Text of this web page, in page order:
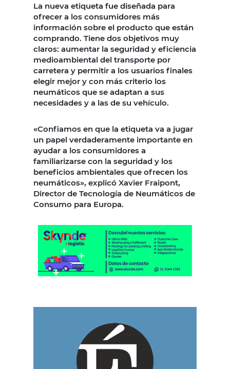
La nueva etiqueta fue diseñada para
ofrecer a los consumidores más
información sobre el producto que están
comprando. Tiene dos objetivos muy
claros: aumentar la seguridad y eficiencia
medioambiental del transporte por
carretera y permitir a los usuarios finales
elegir mejor y con más criterio los
neumáticos que se adaptan a sus
necesidades y a las de su vehículo.
«Confiamos en que la etiqueta va a jugar
un papel verdaderamente importante en
ayudar a los consumidores a
familiarizarse con la seguridad y los
beneficios ambientales que ofrecen los
neumáticos», explicó Xavier Fraipont,
Director de Tecnología de Neumáticos de
Consumo para Europa.